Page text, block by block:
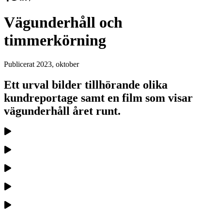
Vägunderhåll och
timmerkörning
Publicerat 2023, oktober
Ett urval bilder tillhörande olika
kundreportage samt en film som visar
vägunderhåll året runt.